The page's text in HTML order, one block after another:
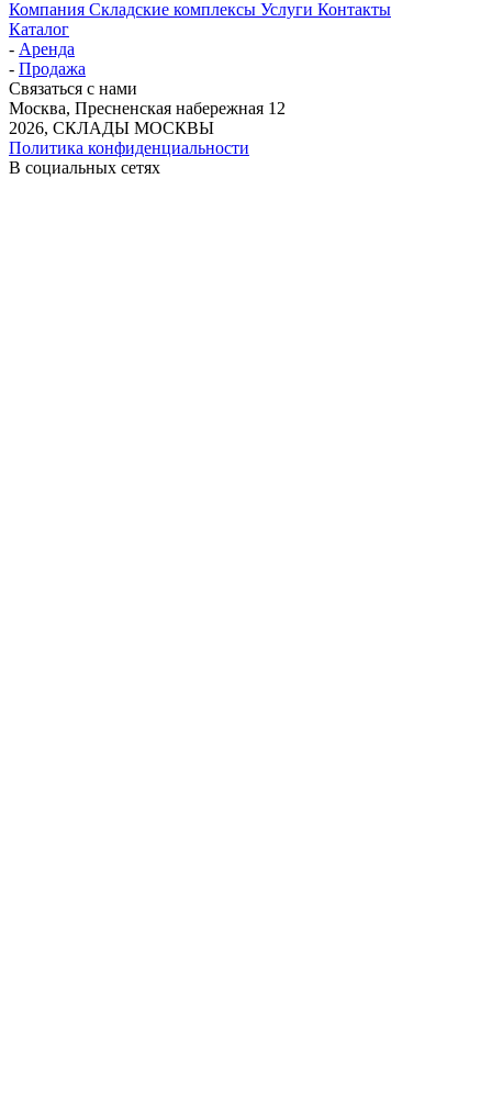
Компания Складские комплексы Услуги Контакты
Каталог
- Аренда
- Продажа
Связаться с нами
Москва, Пресненская набережная 12
2026, СКЛАДЫ МОСКВЫ
Политика конфиденциальности
В социальных сетях